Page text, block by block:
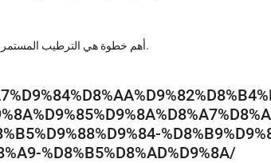
أهم خطوة هي الترطيب المستمر واستخدام واقي الشمس لحماية البشرة الجديدة.
%D8%B5%D8%AD%D9%8A/